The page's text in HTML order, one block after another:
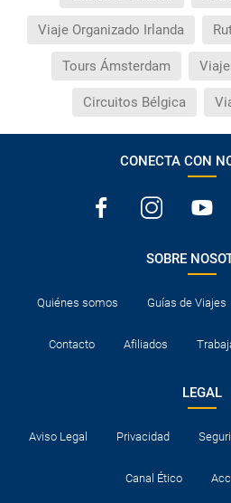
Viaje Organizado Irlanda
Tours Ámsterdam
Circuitos Bélgica
CONECTA CON
SOBRE
Quiénes somos Guías de Viajes
Contacto Afiliados
LEGAL
Aviso Legal Privacidad
Canal Ético